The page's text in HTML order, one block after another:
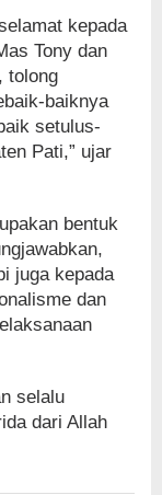
kepada
Tony dan
tolong
baiknya
setulus-
Pati,” ujar
bentuk
juga kepada
dan
selalu
dari Allah